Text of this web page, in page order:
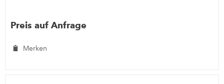
Preis auf Anfrage
Merken